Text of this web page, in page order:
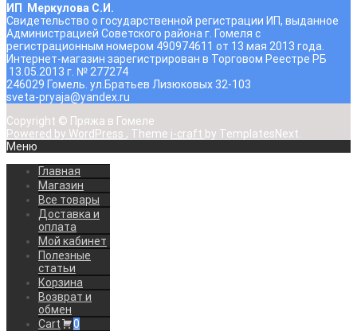
ИП Меркулова С.И.
Свидетельство о государственной регистрации ИП, выданное
Администрацией Советского района г. Гомеля с
регистрационным номером 490974611 от 13 мая 2013 года.
Интернет-магазин зарегистрирован в Торговом Реестре РБ
13.05.2013 г. № 277274
246029 Гомель. ул.Братьев Лизюковых 32-103
sveta-pryaja@yandex.ru
Copyright © Пряжа в Гомеле
Powered by WordPress , Theme i-craft by TemplatesNext.
Меню
Главная
Магазин
Все товары
Доставка и
оплата
Мой кабинет
Полезные
статьи
Корзина
Возврат и
обмен
Cart
0